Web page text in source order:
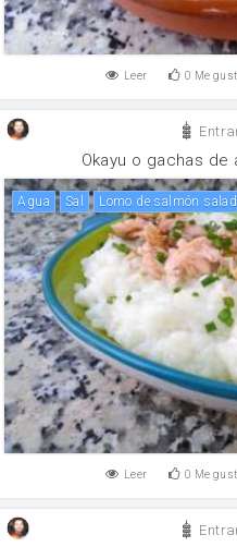
Leer 0 Me
Okayu o gachas de
agua sal Lomo de salmón
Leer 0 Me